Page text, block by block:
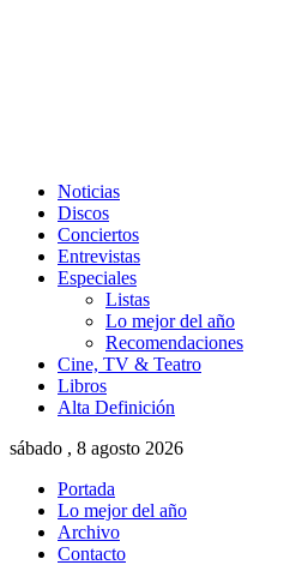
Noticias
Discos
Conciertos
Entrevistas
Especiales
Listas
Lo mejor del año
Recomendaciones
Cine, TV & Teatro
Libros
Alta Definición
sábado , 8 agosto 2026
Portada
Lo mejor del año
Archivo
Contacto